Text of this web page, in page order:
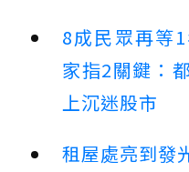
8成民眾再等
家指2關鍵：
上沉迷股市
租屋處亮到發